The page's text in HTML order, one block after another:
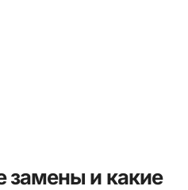
замены и какие